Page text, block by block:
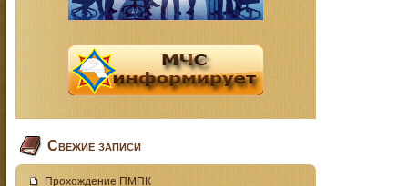
Свежие записи
Прохождение ПМПК